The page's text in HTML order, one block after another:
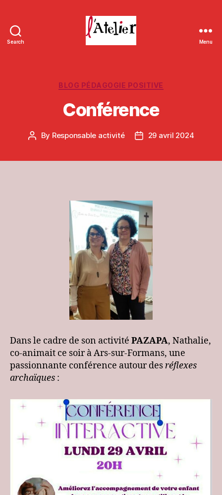
Search Menu
Categories
BLOG PÉDAGOGIE POSITIVE
Conférence
Post
By Responsable activité
Post29 avril 2024
Dans le cadre de son activité PAZAPA, Nathalie,
co-animait ce soir à Ars-sur-Formans, une
passionnante conférence autour des réflexes
archaïques :